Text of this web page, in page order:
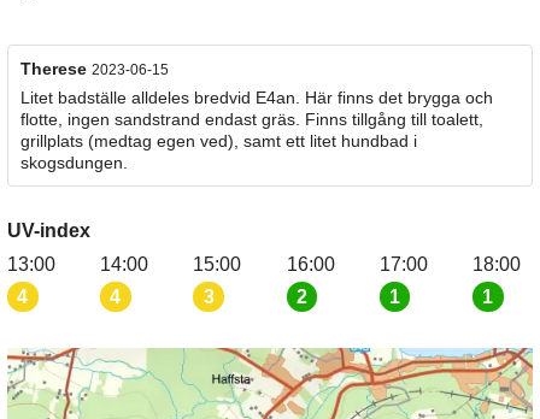
Therese 2023-06-15
Litet badställe alldeles bredvid E4an. Här finns det brygga och
flotte, ingen sandstrand endast gräs. Finns tillgång till toalett,
grillplats (medtag egen ved), samt ett litet hundbad i
skogsdungen.
UV-index
13:00
4
14:00
4
15:00
3
16:00
2
17:00
1
18:00
1